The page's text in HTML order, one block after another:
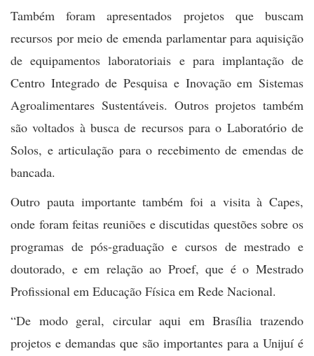
Também foram apresentados projetos que buscam
recursos por meio de emenda parlamentar para aquisição
de equipamentos laboratoriais e para implantação de
Centro Integrado de Pesquisa e Inovação em Sistemas
Agroalimentares Sustentáveis. Outros projetos também
são voltados à busca de recursos para o Laboratório de
Solos, e articulação para o recebimento de emendas de
bancada.
Outro pauta importante também foi a visita à Capes,
onde foram feitas reuniões e discutidas questões sobre os
programas de pós-graduação e cursos de mestrado e
doutorado, e em relação ao Proef, que é o Mestrado
Profissional em Educação Física em Rede Nacional.
“De modo geral, circular aqui em Brasília trazendo
projetos e demandas que são importantes para a Unijuí é